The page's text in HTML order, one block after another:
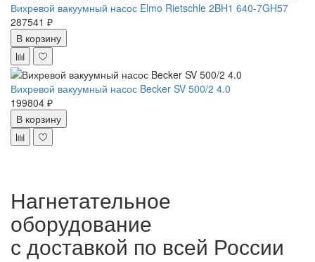
Вихревой вакуумный насос Elmo Rietschle 2BH1 640-7GH57
287541 ₽
В корзину
Вихревой вакуумный насос Becker SV 500/2 4.0
199804 ₽
В корзину
Нагнетательное
оборудование
с доставкой по всей России